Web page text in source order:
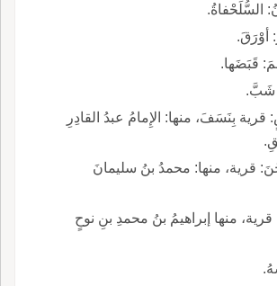
السُّلَحْفاةُ.
أوْرَقَ.
قَبَضَها.
شَبَّ.
بِنَسَفَ، منها: الإِمامُ عبدُ القادِرِ
قرية، منها: محمدُ بنُ سليمانَ
منها إبراهيمُ بنُ محمدِ بنِ نوحٍ